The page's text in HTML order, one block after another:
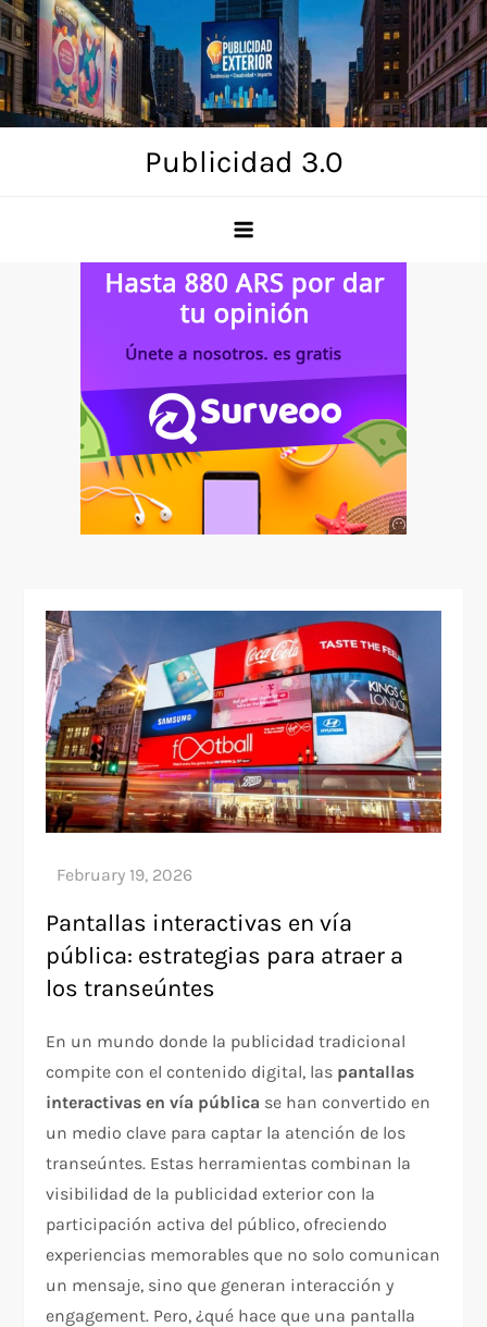
Skip
to
content
Publicidad 3.0
Pantallas interactivas en vía
pública: estrategias para atraer a
los transeúntes
En un mundo donde la publicidad tradicional
compite con el contenido digital, las pantallas
interactivas en vía pública se han convertido en
un medio clave para captar la atención de los
transeúntes. Estas herramientas combinan la
visibilidad de la publicidad exterior con la
participación activa del público, ofreciendo
experiencias memorables que no solo comunican
un mensaje, sino que generan interacción y
engagement. Pero, ¿qué hace que una pantalla